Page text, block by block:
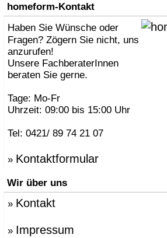
homeform-Kontakt
Haben Sie Wünsche oder
Fragen? Zögern Sie nicht, uns
anzurufen!
Unsere FachberaterInnen
beraten Sie gerne.
Tage: Mo-Fr
Uhrzeit: 09:00 bis 15:00 Uhr
Tel: 0421/ 89 74 21 07
» Kontaktformular
Wir über uns
» Kontakt
» Impressum